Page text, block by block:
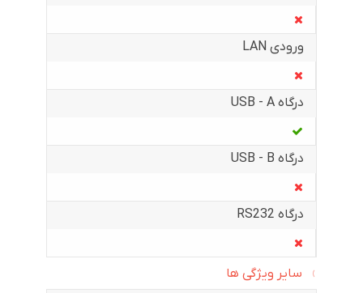
ورودی LAN
درگاه USB - A
درگاه USB - B
درگاه RS232
سایر ویژگی ها